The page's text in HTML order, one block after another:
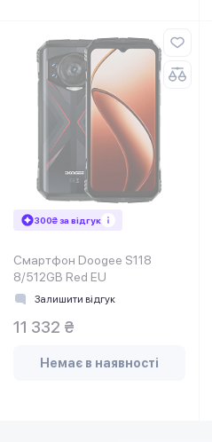
300₴ за відгук
Смартфон Doogee S118
8/512GB Red EU
Залишити відгук
11 332 ₴
Немає в наявності